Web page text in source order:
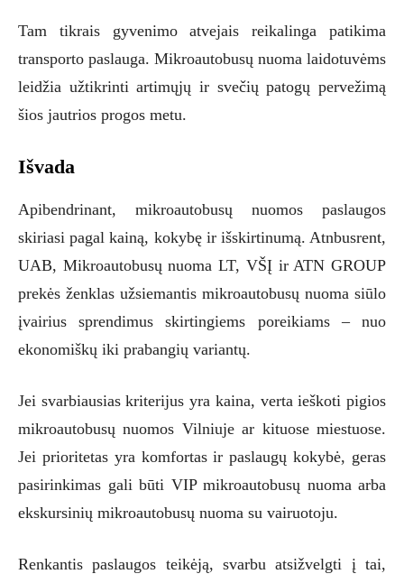
Tam tikrais gyvenimo atvejais reikalinga patikima
transporto paslauga. Mikroautobusų nuoma laidotuvėms
leidžia užtikrinti artimųjų ir svečių patogų pervežimą
šios jautrios progos metu.
Išvada
Apibendrinant, mikroautobusų nuomos paslaugos
skiriasi pagal kainą, kokybę ir išskirtinumą. Atnbusrent,
UAB, Mikroautobusų nuoma LT, VŠĮ ir ATN GROUP
prekės ženklas užsiemantis mikroautobusų nuoma siūlo
įvairius sprendimus skirtingiems poreikiams – nuo
ekonomiškų iki prabangių variantų.
Jei svarbiausias kriterijus yra kaina, verta ieškoti pigios
mikroautobusų nuomos Vilniuje ar kituose miestuose.
Jei prioritetas yra komfortas ir paslaugų kokybė, geras
pasirinkimas gali būti VIP mikroautobusų nuoma arba
ekskursinių mikroautobusų nuoma su vairuotoju.
Renkantis paslaugos teikėją, svarbu atsižvelgti į tai,